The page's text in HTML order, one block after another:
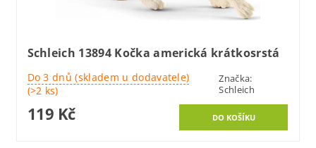
Schleich 13894 Kočka americká krátkosrstá
Do 3 dnů (skladem u dodavatele)
(>2 ks)
Značka:
Schleich
119 Kč